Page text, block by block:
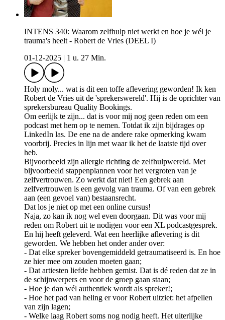
INTENS 340: Waarom zelfhulp niet werkt en hoe je wél je
trauma's heelt - Robert de Vries (DEEL I)
01-12-2025
1 u. 27 Min.
Holy moly... wat is dit een toffe aflevering geworden! Ik ken
Robert de Vries uit de 'sprekerswereld'. Hij is de oprichter van
sprekersbureau Quality Bookings.
Om eerlijk te zijn... dat is voor mij nog geen reden om een
podcast met hem op te nemen. Totdat ik zijn bijdrages op
LinkedIn las. De ene na de andere rake opmerking kwam
voorbrij. Precies in lijn met waar ik het de laatste tijd over
heb.
Bijvoorbeeld zijn allergie richting de zelfhulpwereld. Met
bijvoorbeeld stappenplannen voor het vergroten van je
zelfvertrouwen. Zo werkt dat niet! Een gebrek aan
zelfvertrouwen is een gevolg van trauma. Of van een gebrek
aan (een gevoel van) bestaansrecht.
Dat los je niet op met een online cursus!
Naja, zo kan ik nog wel even doorgaan. Dit was voor mij
reden om Robert uit te nodigen voor een XL podcastgesprek.
En hij heeft geleverd. Wat een heerlijke aflevering is dit
geworden. We hebben het onder ander over:
- Dat elke spreker bovengemiddeld getraumatiseerd is. En hoe
ze hier mee om zouden moeten gaan;
- Dat artiesten liefde hebben gemist. Dat is dé reden dat ze in
de schijnwerpers en voor de groep gaan staan;
- Hoe je dan wél authentiek wordt als spreker!;
- Hoe het pad van heling er voor Robert uitziet: het afpellen
van zijn lagen;
- Welke laag Robert soms nog nodig heeft. Het uiterlijke